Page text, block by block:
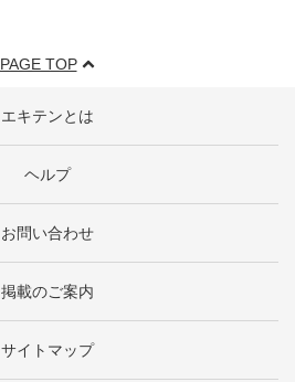
PAGE TOP
エキテンとは
ヘルプ
お問い合わせ
掲載のご案内
サイトマップ